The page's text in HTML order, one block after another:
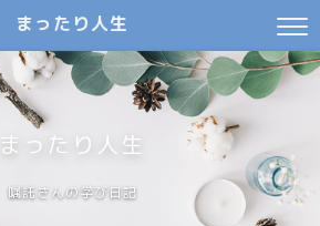
まったり人生
まったり人生
嘱託さんの学び日記